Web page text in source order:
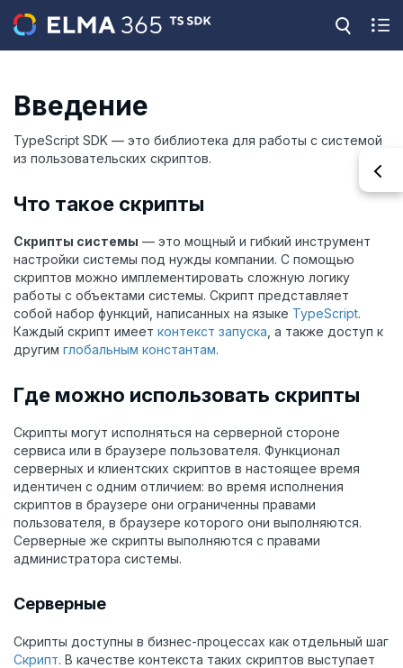
Введение
TypeScript SDK — это библиотека для работы с системой
из пользовательских скриптов.
Что такое скрипты
Скрипты системы — это мощный и гибкий инструмент
настройки системы под нужды компании. С помощью
скриптов можно имплементировать сложную логику
работы с объектами системы. Скрипт представляет
собой набор функций, написанных на языке TypeScript.
Каждый скрипт имеет контекст запуска , а также доступ к
другим глобальным константам.
Где можно использовать скрипты
Скрипты могут исполняться на серверной стороне
сервиса или в браузере пользователя. Функционал
серверных и клиентских скриптов в настоящее время
идентичен с одним отличием: во время исполнения
скриптов в браузере они ограниченны правами
пользователя, в браузере которого они выполняются.
Серверные же скрипты выполняются с правами
администратора системы.
Серверные
Скрипты доступны в бизнес-процессах как отдельный шаг
Скрипт. В качестве контекста таких скриптов выступает